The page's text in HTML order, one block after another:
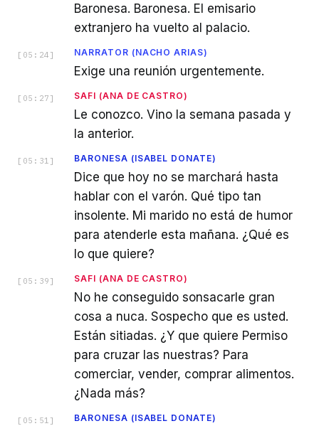
Baronesa. Baronesa. El emisario
extranjero ha vuelto al palacio.
[ 05:24 ] NARRATOR (NACHO ARIAS)
Exige una reunión urgentemente.
[ 05:27 ] SAFI (ANA DE CASTRO)
Le conozco. Vino la semana pasada y
la anterior.
[ 05:31 ] BARONESA (ISABEL DONATE)
Dice que hoy no se marchará hasta
hablar con el varón. Qué tipo tan
insolente. Mi marido no está de humor
para atenderle esta mañana. ¿Qué es
lo que quiere?
[ 05:39 ] SAFI (ANA DE CASTRO)
No he conseguido sonsacarle gran
cosa a nuca. Sospecho que es usted.
Están sitiadas. ¿Y que quiere Permiso
para cruzar las nuestras? Para
comerciar, vender, comprar alimentos.
¿Nada más?
[ 05:51 ] BARONESA (ISABEL DONATE)